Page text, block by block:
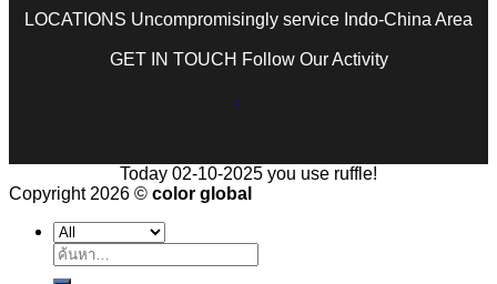
LOCATIONS Uncompromisingly service Indo-China Area
GET IN TOUCH Follow Our Activity
Today 02-10-2025 you use ruffle!
Copyright 2026 © color global
ค้นหา: